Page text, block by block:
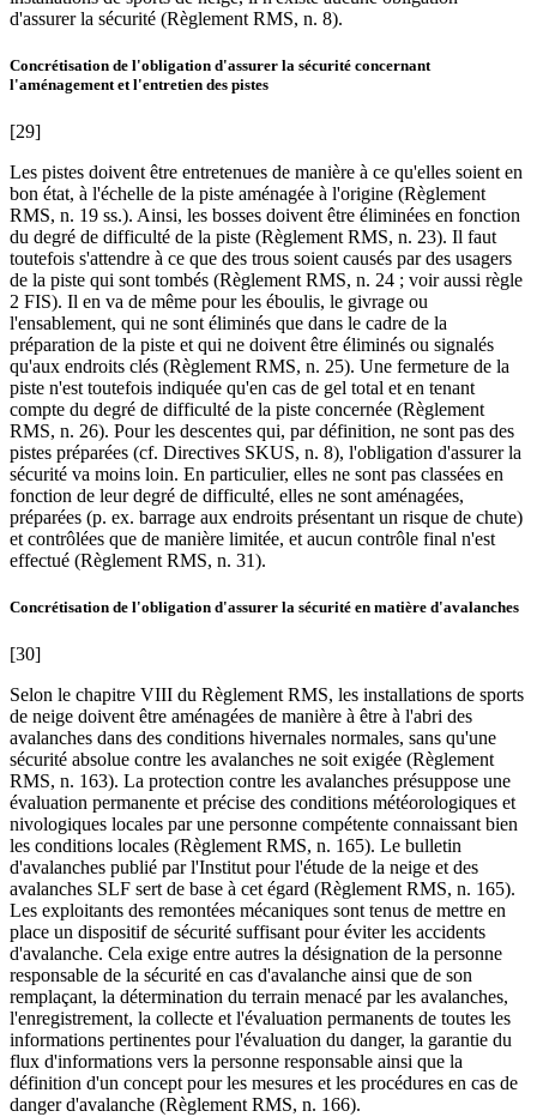
d'assurer la sécurité (Règlement RMS, n. 8).
Concrétisation de l'obligation d'assurer la sécurité concernant
l'aménagement et l'entretien des pistes
[29]
Les pistes doivent être entretenues de manière à ce qu'elles soient en
bon état, à l'échelle de la piste aménagée à l'origine (Règlement
RMS, n. 19 ss.). Ainsi, les bosses doivent être éliminées en fonction
du degré de difficulté de la piste (Règlement RMS, n. 23). Il faut
toutefois s'attendre à ce que des trous soient causés par des usagers
de la piste qui sont tombés (Règlement RMS, n. 24 ; voir aussi règle
2 FIS). Il en va de même pour les éboulis, le givrage ou
l'ensablement, qui ne sont éliminés que dans le cadre de la
préparation de la piste et qui ne doivent être éliminés ou signalés
qu'aux endroits clés (Règlement RMS, n. 25). Une fermeture de la
piste n'est toutefois indiquée qu'en cas de gel total et en tenant
compte du degré de difficulté de la piste concernée (Règlement
RMS, n. 26). Pour les descentes qui, par définition, ne sont pas des
pistes préparées (cf. Directives SKUS, n. 8), l'obligation d'assurer la
sécurité va moins loin. En particulier, elles ne sont pas classées en
fonction de leur degré de difficulté, elles ne sont aménagées,
préparées (p. ex. barrage aux endroits présentant un risque de chute)
et contrôlées que de manière limitée, et aucun contrôle final n'est
effectué (Règlement RMS, n. 31).
Concrétisation de l'obligation d'assurer la sécurité en matière d'avalanches
[30]
Selon le chapitre VIII du Règlement RMS, les installations de sports
de neige doivent être aménagées de manière à être à l'abri des
avalanches dans des conditions hivernales normales, sans qu'une
sécurité absolue contre les avalanches ne soit exigée (Règlement
RMS, n. 163). La protection contre les avalanches présuppose une
évaluation permanente et précise des conditions météorologiques et
nivologiques locales par une personne compétente connaissant bien
les conditions locales (Règlement RMS, n. 165). Le bulletin
d'avalanches publié par l'Institut pour l'étude de la neige et des
avalanches SLF sert de base à cet égard (Règlement RMS, n. 165).
Les exploitants des remontées mécaniques sont tenus de mettre en
place un dispositif de sécurité suffisant pour éviter les accidents
d'avalanche. Cela exige entre autres la désignation de la personne
responsable de la sécurité en cas d'avalanche ainsi que de son
remplaçant, la détermination du terrain menacé par les avalanches,
l'enregistrement, la collecte et l'évaluation permanents de toutes les
informations pertinentes pour l'évaluation du danger, la garantie du
flux d'informations vers la personne responsable ainsi que la
définition d'un concept pour les mesures et les procédures en cas de
danger d'avalanche (Règlement RMS, n. 166).